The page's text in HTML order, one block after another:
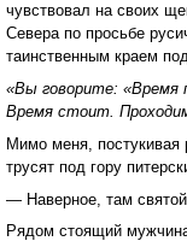
чувствовал на своих
Севера по просьбе
таинственным краем
«Вы говорите: «Время
Время стоит.
Мимо меня, постукивая
трусят под гору
— Наверное, там святой
Рядом стоящий